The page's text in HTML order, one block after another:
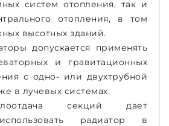
систем отопления, так и
отопления, в том
высотных зданий.
допускается применять
и гравитационных
с одно- или двухтрубной
в лучевых системах.
секций дает
радиатор в